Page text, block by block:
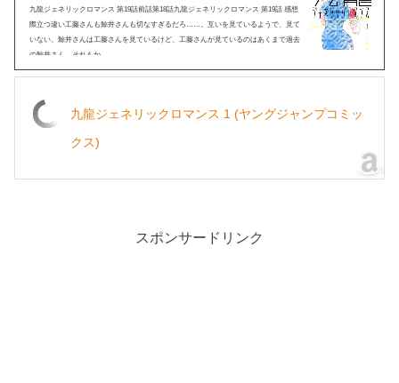
九龍ジェネリックロマンス 第19話前話第18話九龍ジェネリックロマンス 第19話 感想
際立つ違い工藤さんも鯨井さんも切なすぎるだろ……。互いを見ているようで、見て
いない。鯨井さんは工藤さんを見ているけど、工藤さんが見ているのはあくまで過去
の鯨井さん。それもか...
九龍ジェネリックロマンス 1 (ヤングジャンプコミッ
クス)
スポンサードリンク